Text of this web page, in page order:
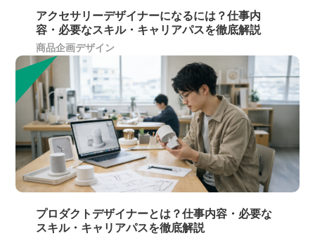
アクセサリーデザイナーになるには？仕事内
容・必要なスキル・キャリアパスを徹底解説
商品企画デザイン
プロダクトデザイナーとは？仕事内容・必要な
スキル・キャリアパスを徹底解説